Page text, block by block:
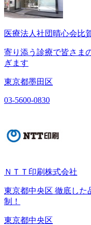
医療法人社団晴心会比
寄り添う診療で皆さま
ぎます
東京都墨田区
03-5600-0830
ＮＴＴ印刷株式会社
東京都中央区 徹底した
制！
東京都中央区